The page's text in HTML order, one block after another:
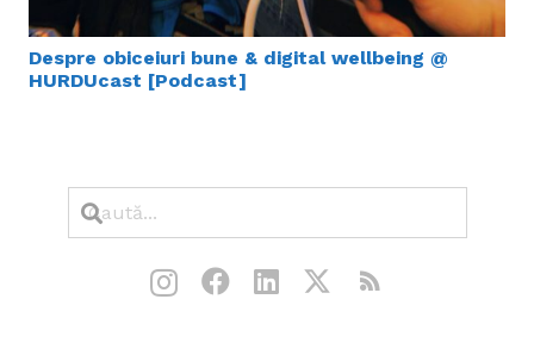
Despre obiceiuri bune & digital wellbeing @
HURDUcast [Podcast]